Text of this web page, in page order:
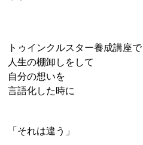
トゥインクルスター養成講座で
人生の棚卸しをして
自分の想いを
言語化した時に
「それは違う」